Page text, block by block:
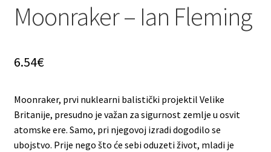
Moonraker – Ian Fleming
6.54€
Moonraker, prvi nuklearni balistički projektil Velike
Britanije, presudno je važan za sigurnost zemlje u osvit
atomske ere. Samo, pri njegovoj izradi dogodilo se
ubojstvo. Prije nego što će sebi oduzeti život, mladi je